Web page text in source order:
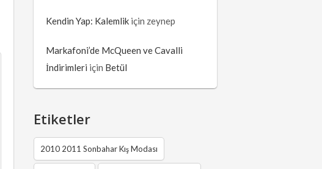
Kendin Yap: Kalemlik için zeynep
Markafoni’de McQueen ve Cavalli
İndirimleri için Betül
Etiketler
2010 2011 Sonbahar Kış Modası